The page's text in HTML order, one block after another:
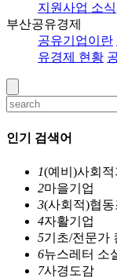
지원사업 소식
부산공유경제
공유기업이란
유경제 현황
인기 검색어
1(예비)사회적
2마을기업
3(사회적)협
4자활기업
5기초/전문가
6뉴스레터 소
7사경도감